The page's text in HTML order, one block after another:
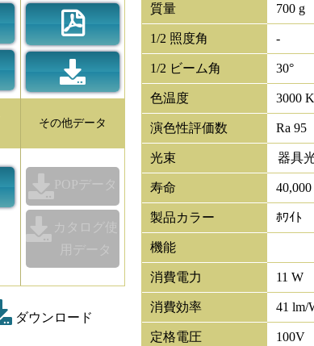
その他データ
POPデータ
カタログ使
用データ
ダウンロード
質量 700 g
1/2 照度角 -
1/2 ビーム角 30°
色温度 3000 K
演色性評価数 Ra 95
光束 器具
寿命
製品カラー ﾎﾜｲﾄ
機能
消費電力 11 W
消費効率 41 lm/
定格電圧 100V